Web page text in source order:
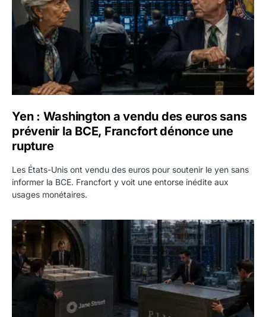
Yen : Washington a vendu des euros sans
prévenir la BCE, Francfort dénonce une
rupture
Les États-Unis ont vendu des euros pour soutenir le yen sans
informer la BCE. Francfort y voit une entorse inédite aux
usages monétaires.
Jane Street négocie le transfert de 11 milliards de